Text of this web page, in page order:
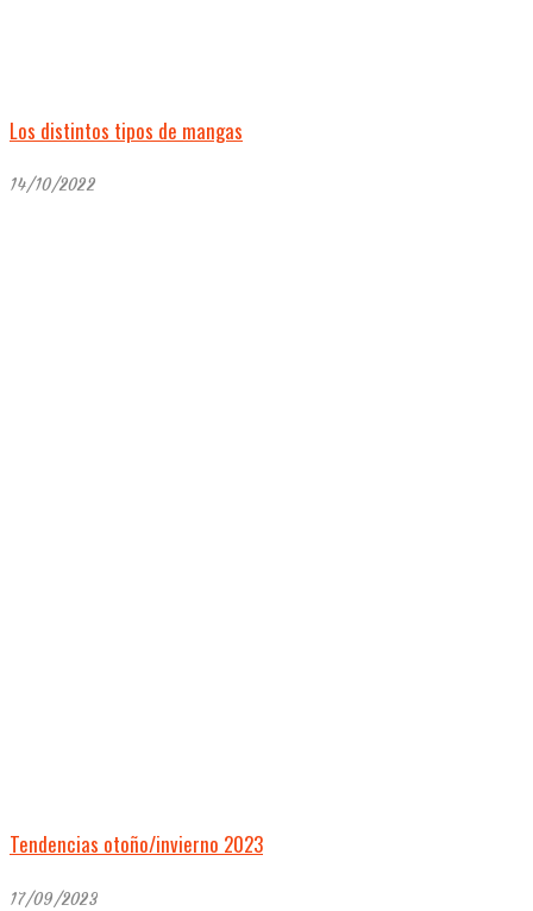
Los distintos tipos de mangas
14/10/2022
Tendencias otoño/invierno 2023
17/09/2023